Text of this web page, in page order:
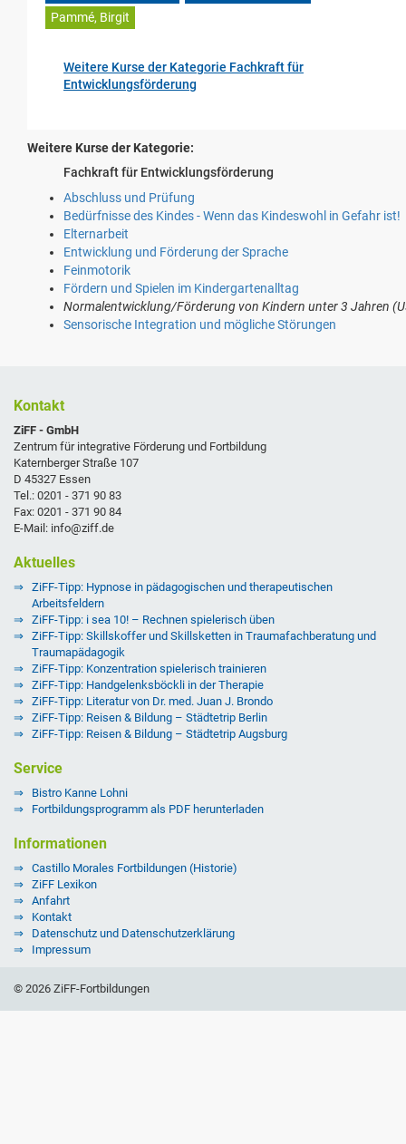
Pammé, Birgit
Weitere Kurse der Kategorie Fachkraft für
Entwicklungsförderung
Weitere Kurse der Kategorie:
Fachkraft für Entwicklungsförderung
Abschluss und Prüfung
Bedürfnisse des Kindes - Wenn das Kindeswohl in Gefahr ist!
Elternarbeit
Entwicklung und Förderung der Sprache
Feinmotorik
Fördern und Spielen im Kindergartenalltag
Normalentwicklung/Förderung von Kindern unter 3 Jahren
Sensorische Integration und mögliche Störungen
Kontakt
ZiFF - GmbH
Zentrum für integrative Förderung und Fortbildung
Katernberger Straße 107
D 45327 Essen
Tel.: 0201 - 371 90 83
Fax: 0201 - 371 90 84
E-Mail: info@ziff.de
Aktuelles
ZiFF-Tipp: Hypnose in pädagogischen und therapeutischen
Arbeitsfeldern
ZiFF-Tipp: i sea 10! – Rechnen spielerisch üben
ZiFF-Tipp: Skillskoffer und Skillsketten in Traumafachberatung und
Traumapädagogik
ZiFF-Tipp: Konzentration spielerisch trainieren
ZiFF-Tipp: Handgelenksböckli in der Therapie
ZiFF-Tipp: Literatur von Dr. med. Juan J. Brondo
ZiFF-Tipp: Reisen & Bildung – Städtetrip Berlin
ZiFF-Tipp: Reisen & Bildung – Städtetrip Augsburg
Service
Bistro Kanne Lohni
Fortbildungsprogramm als PDF herunterladen
Informationen
Castillo Morales Fortbildungen (Historie)
ZiFF Lexikon
Anfahrt
Kontakt
Datenschutz und Datenschutzerklärung
Impressum
© 2026 ZiFF-Fortbildungen